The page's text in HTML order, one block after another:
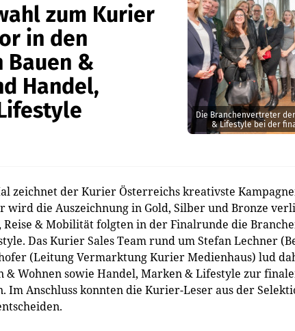
Die Branchenvertreter
& Lifestyle bei der
zum Kurier
in den
Bauen &
Handel,
zeichnet der Kurier Österreichs kreativste
wird die Auszeichnung in Gold, Silber und Bronze
& Mobilität folgten in der Finalrunde die
Das Kurier Sales Team rund um Stefan Lechner
(Leitung Vermarktung Kurier Medienhaus) lud
& Wohnen sowie Handel, Marken & Lifestyle zur
Im Anschluss konnten die Kurier-Leser aus der